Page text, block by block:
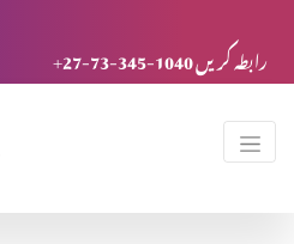
+27-73-345-1040 رابطہ کریں